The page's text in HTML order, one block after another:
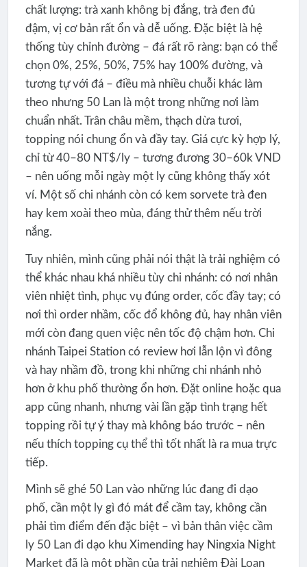
chất lượng: trà xanh không bị đắng, trà đen đủ
đậm, vị cơ bản rất ổn và dễ uống. Đặc biệt là hệ
thống tùy chỉnh đường – đá rất rõ ràng: bạn có thể
chọn 0%, 25%, 50%, 75% hay 100% đường, và
tương tự với đá – điều mà nhiều chuỗi khác làm
theo nhưng 50 Lan là một trong những nơi làm
chuẩn nhất. Trân châu mềm, thạch dừa tươi,
topping nói chung ổn và đầy tay. Giá cực kỳ hợp lý,
chỉ từ 40–80 NT$/ly – tương đương 30–60k VND
– nên uống mỗi ngày một ly cũng không thấy xót
ví. Một số chi nhánh còn có kem sorvete trà đen
hay kem xoài theo mùa, đáng thử thêm nếu trời
nắng.
Tuy nhiên, mình cũng phải nói thật là trải nghiệm có
thể khác nhau khá nhiều tùy chi nhánh: có nơi nhân
viên nhiệt tình, phục vụ đúng order, cốc đầy tay; có
nơi thì order nhầm, cốc đổ không đủ, hay nhân viên
mới còn đang quen việc nên tốc độ chậm hơn. Chi
nhánh Taipei Station có review hơi lẫn lộn vì đông
và hay nhầm đồ, trong khi những chi nhánh nhỏ
hơn ở khu phố thường ổn hơn. Đặt online hoặc qua
app cũng nhanh, nhưng vài lần gặp tình trạng hết
topping rồi tự ý thay mà không báo trước – nên
nếu thích topping cụ thể thì tốt nhất là ra mua trực
tiếp.
Mình sẽ ghé 50 Lan vào những lúc đang đi dạo
phố, cần một ly gì đó mát để cầm tay, không cần
phải tìm điểm đến đặc biệt – vì bản thân việc cầm
ly 50 Lan đi dạo khu Ximending hay Ningxia Night
Market đã là một phần của trải nghiệm Đài Loan